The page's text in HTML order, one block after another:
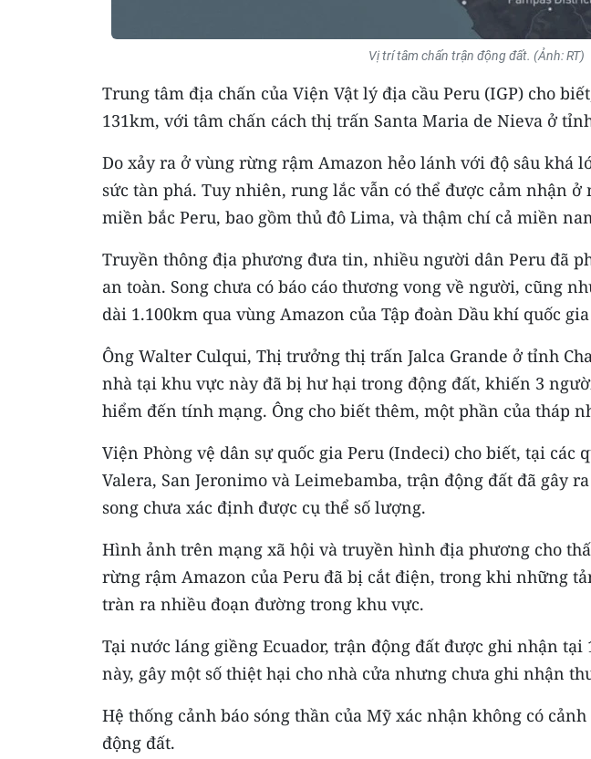
Vị trí tâm chấn trận động đất. (Ảnh: RT)
Trung tâm địa chấn của Viện Vật lý địa cầu Peru (IGP) cho
131km, với tâm chấn cách thị trấn Santa Maria de Nieva ở
Do xảy ra ở vùng rừng rậm Amazon hẻo lánh với độ sâu khá
sức tàn phá. Tuy nhiên, rung lắc vẫn có thể được cảm nhận
miền bắc Peru, bao gồm thủ đô Lima, và thậm chí cả miền
Truyền thông địa phương đưa tin, nhiều người dân Peru đã
an toàn. Song chưa có báo cáo thương vong về người, cũng
dài 1.100km qua vùng Amazon của Tập đoàn Dầu khí quốc
Ông Walter Culqui, Thị trưởng thị trấn Jalca Grande ở tỉnh
nhà tại khu vực này đã bị hư hại trong động đất, khiến 3
hiểm đến tính mạng. Ông cho biết thêm, một phần của tháp
Viện Phòng vệ dân sự quốc gia Peru (Indeci) cho biết, tại các
Valera, San Jeronimo và Leimebamba, trận động đất đã gây
song chưa xác định được cụ thể số lượng.
Hình ảnh trên mạng xã hội và truyền hình địa phương cho
rừng rậm Amazon của Peru đã bị cắt điện, trong khi những
tràn ra nhiều đoạn đường trong khu vực.
Tại nước láng giềng Ecuador, trận động đất được ghi nhận tại
này, gây một số thiệt hại cho nhà cửa nhưng chưa ghi nhận
Hệ thống cảnh báo sóng thần của Mỹ xác nhận không có
động đất.